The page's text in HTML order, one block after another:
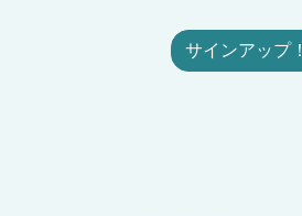
サインアップ！